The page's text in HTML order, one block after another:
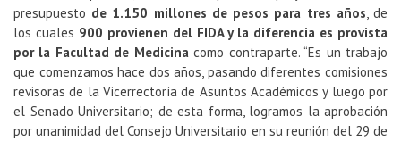
presupuesto de 1.150 millones de pesos para tres años, de
los cuales 900 provienen del FIDA y la diferencia es provista
por la Facultad de Medicinacomo contraparte. “Es un trabajo
que comenzamos hace dos años, pasando diferentes comisiones
revisoras de la Vicerrectoría de Asuntos Académicos y luego por
el Senado Universitario; de esta forma, logramos la aprobación
por unanimidad del Consejo Universitario en su reunión del 29 de